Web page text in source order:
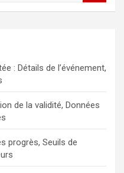
: Détails de l’événement,
de la validité, Données
progrès, Seuils de